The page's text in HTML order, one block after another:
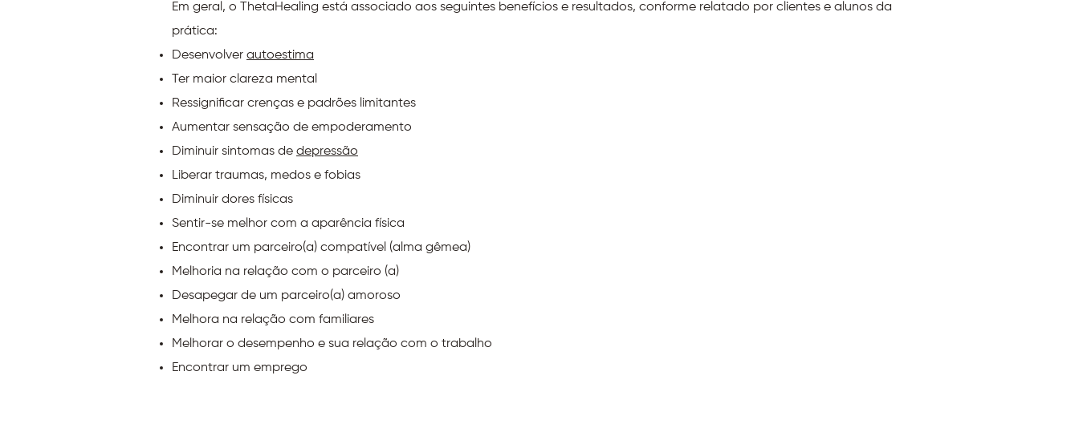
Em geral, o ThetaHealing está associado aos seguintes benefícios e resultados, conforme relatado por clientes e alunos da
prática:
Desenvolver autoestima
Ter maior clareza mental
Ressignificar crenças e padrões limitantes
Aumentar sensação de empoderamento
Diminuir sintomas de depressão
Liberar traumas, medos e fobias
Diminuir dores físicas
Sentir-se melhor com a aparência física
Encontrar um parceiro(a) compatível (alma gêmea)
Melhoria na relação com o parceiro (a)
Desapegar de um parceiro(a) amoroso
Melhora na relação com familiares
Melhorar o desempenho e sua relação com o trabalho
Encontrar um emprego